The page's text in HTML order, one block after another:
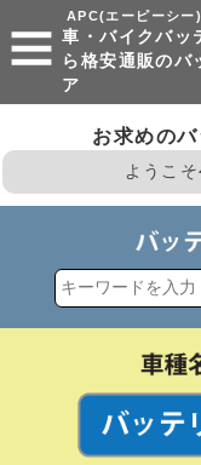
APC(エーピーシ
車・バイクバッ
ら格安通販のバ
ア
お求めの
ようこそ